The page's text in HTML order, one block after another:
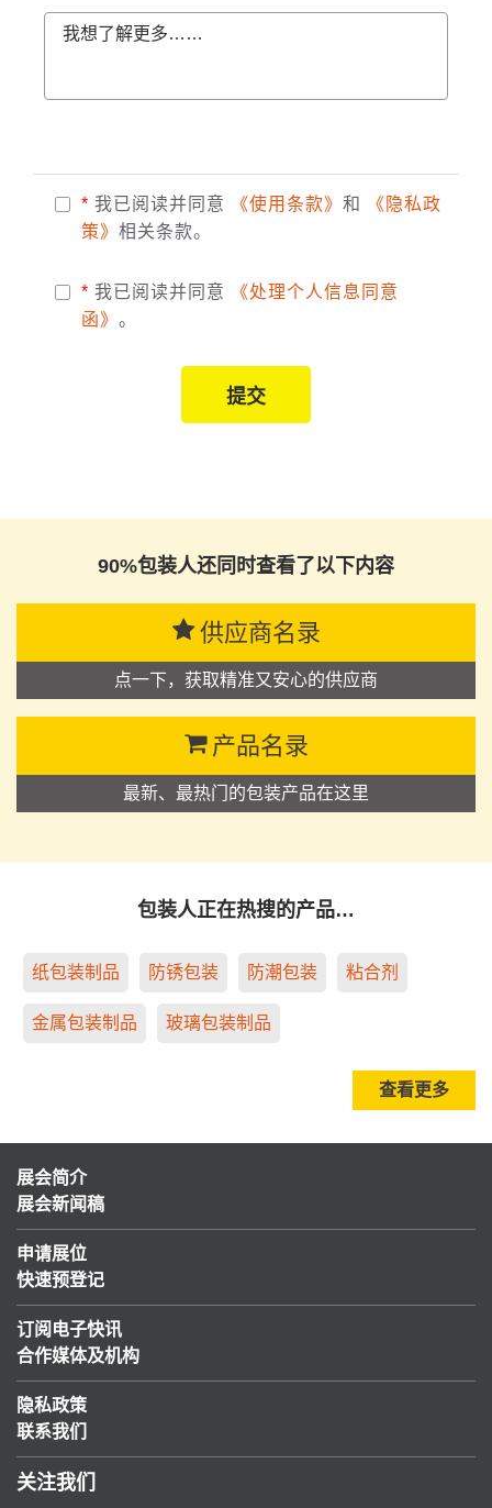
我想了解更多……
* 我已阅读并同意 《使用条款》 和
《隐私政
策》 相关条款。
* 我已阅读并同意
《处理个人信息同意
函》 。
提交
90%包装人还同时查看了以下内容
供应商名录
点一下，获取精准又安心的供应商
产品名录
最新、最热门的包装产品在这里
包装人正在热搜的产品…
纸包装制品 防锈包装 防潮包装 粘合剂
金属包装制品 玻璃包装制品
查看更多
展会简介
展会新闻稿
申请展位
快速预登记
订阅电子快讯
合作媒体及机构
隐私政策
联系我们
关注我们